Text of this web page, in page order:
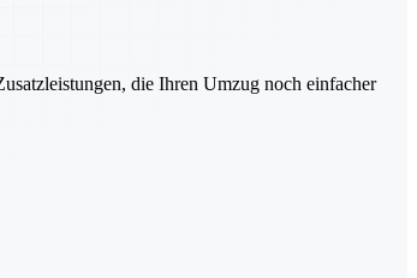
die Ihren Umzug noch einfacher